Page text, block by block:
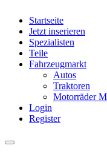
Startseite
Jetzt inserieren
Spezialisten
Teile
Fahrzeugmarkt
Autos
Traktoren
Motorräder
Login
Register